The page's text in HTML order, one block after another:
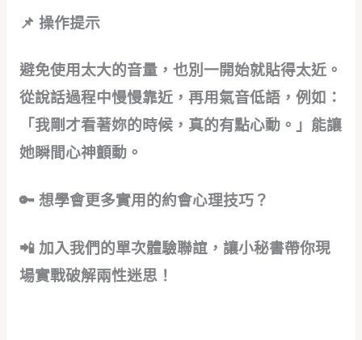
📌 操作提示
避免使用太大的音量，也別一開始就貼得太近。
從說話過程中慢慢靠近，再用氣音低語，例如：
「我剛才看著妳的時候，真的有點心動。」能讓
她瞬間心神顫動。
🔑 想學會更多實用的約會心理技巧？
📲 加入我們的單次體驗聯誼，讓小秘書帶你現
場實戰破解兩性迷思！